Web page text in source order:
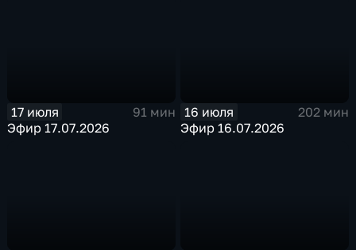
17 июля
91 мин
Эфир 17.07.2026
16 июля
202 мин
Эфир 16.07.2026